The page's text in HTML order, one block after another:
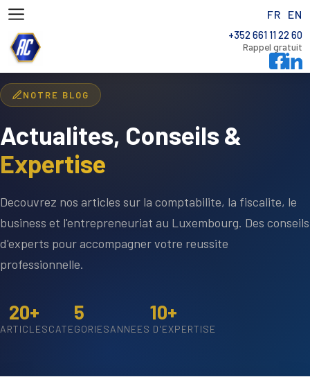
FR EN
+352 661 11 22 60
Rappel gratuit
NOTRE BLOG
Actualites, Conseils &
Expertise
Decouvrez nos articles sur la comptabilite, la fiscalite, le
business et l'entrepreneuriat au Luxembourg. Des conseils
d'experts pour accompagner votre reussite
professionnelle.
20+
ARTICLES
5
CATEGORIES
10+
ANNEES D'EXPERTISE